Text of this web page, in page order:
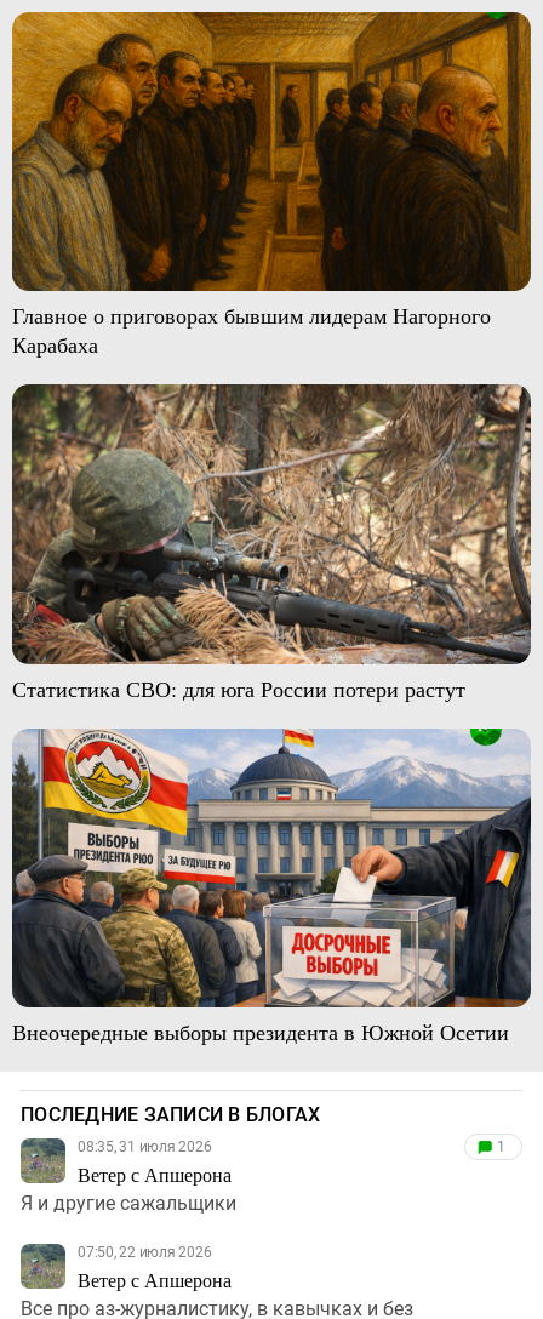
Главное о приговорах бывшим лидерам Нагорного
Карабаха
Статистика СВО: для юга России потери растут
Внеочередные выборы президента в Южной Осетии
ПОСЛЕДНИЕ ЗАПИСИ В БЛОГАХ
08:35, 31 июля 2026
Ветер с Апшерона
1
Я и другие сажальщики
07:50, 22 июля 2026
Ветер с Апшерона
Все про аз-журналистику, в кавычках и без